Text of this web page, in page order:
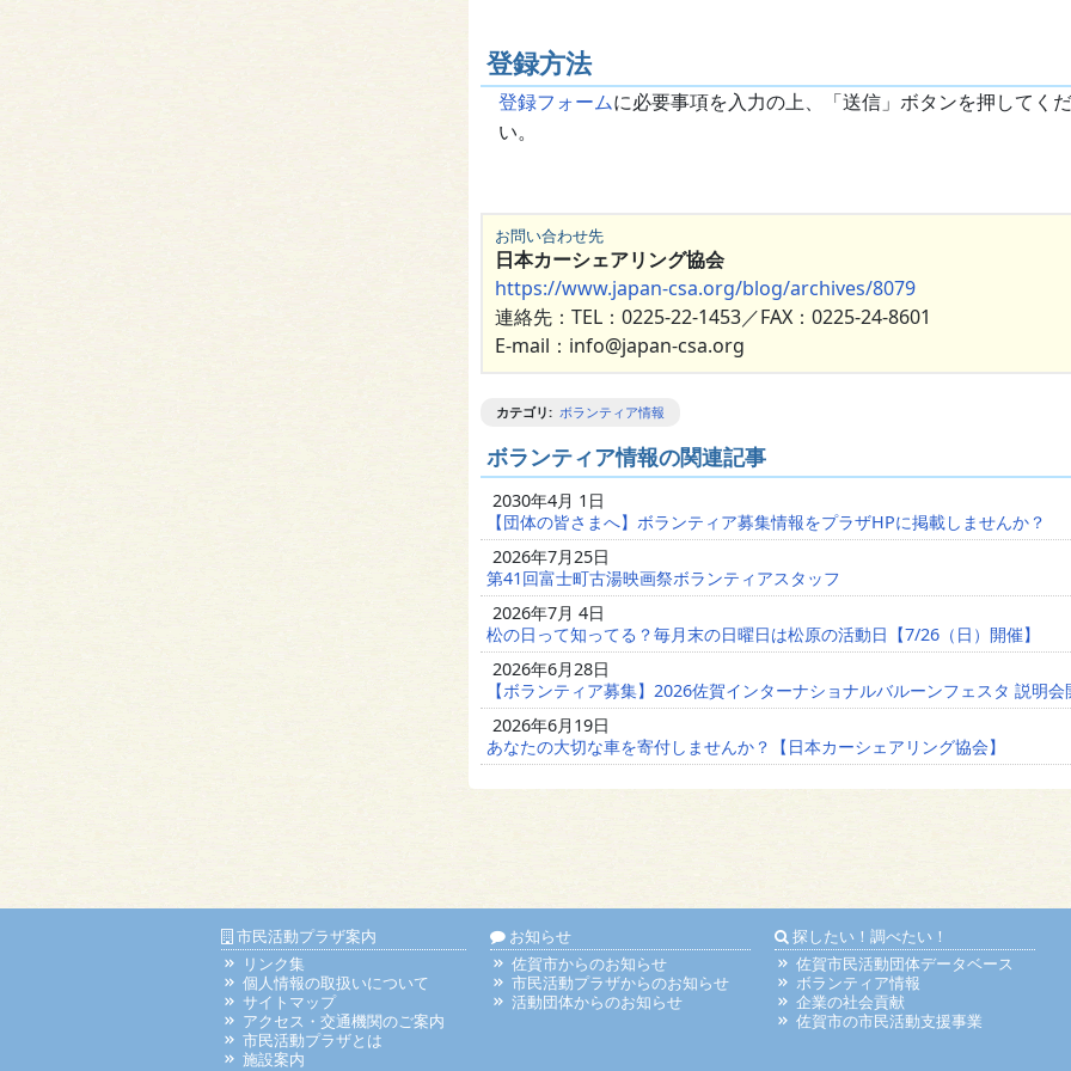
登録方法
登録フォームに必要事項を入力の上、「送信」ボタンを押してく
い。
お問い合わせ先
日本カーシェアリング協会
https://www.japan-csa.org/blog/archives/8079
連絡先：TEL：0225-22-1453／FAX：0225-24-8601
E-mail：info@japan-csa.org
カテゴリ: ボランティア情報
ボランティア情報の関連記事
2030年4月 1日
【団体の皆さまへ】ボランティア募集情報をプラザHPに掲載しませんか？
2026年7月25日
第41回富士町古湯映画祭ボランティアスタッフ
2026年7月 4日
松の日って知ってる？毎月末の日曜日は松原の活動日【7/26（日）開催】
2026年6月28日
【ボランティア募集】2026佐賀インターナショナルバルーンフェスタ 説明会
2026年6月19日
あなたの大切な車を寄付しませんか？【日本カーシェアリング協会】
市民活動プラザ案内
リンク集
個人情報の取扱いについて
サイトマップ
アクセス・交通機関のご案内
市民活動プラザとは
施設案内
お知らせ
佐賀市からのお知らせ
市民活動プラザからのお知らせ
活動団体からのお知らせ
探したい！調べたい！
佐賀市民活動団体データベース
ボランティア情報
企業の社会貢献
佐賀市の市民活動支援事業